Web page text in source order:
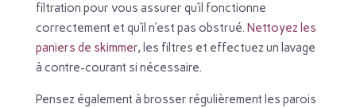
filtration pour vous assurer qu’il fonctionne
correctement et qu’il n’est pas obstrué. Nettoyez les
paniers de skimmer, les filtres et effectuez un lavage
à contre-courant si nécessaire.
Pensez également à brosser régulièrement les parois